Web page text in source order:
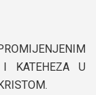
I KATEHEZA U